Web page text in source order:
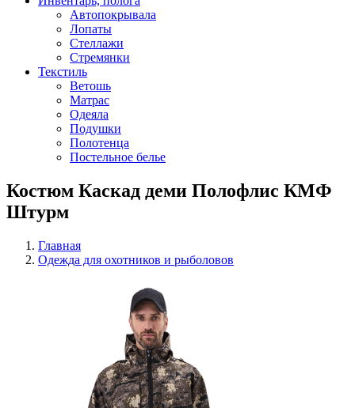
Автопокрывала
Лопаты
Стеллажи
Стремянки
Текстиль
Ветошь
Матрас
Одеяла
Подушки
Полотенца
Постельное белье
Костюм Каскад деми Полофлис КМФ
Штурм
Главная
Одежда для охотников и рыболовов